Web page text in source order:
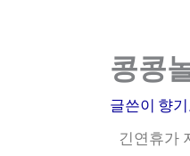
콩콩
글쓴이 향
긴연휴가